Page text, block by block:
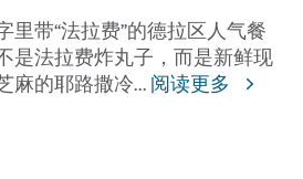
里带“法拉费”的德拉区人气餐
是法拉费炸丸子，而是新鲜现
麻的耶路撒冷...阅读更多